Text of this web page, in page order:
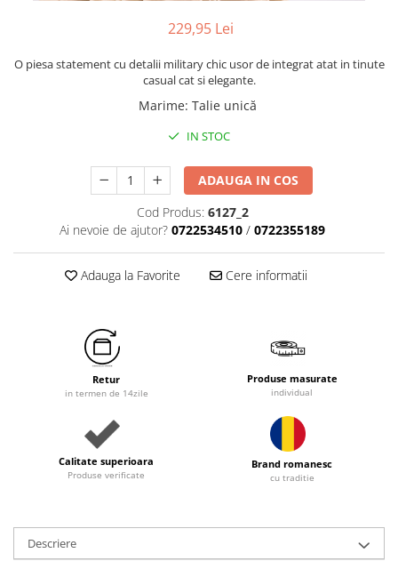
229,95 Lei
O piesa statement cu detalii military chic usor de integrat atat in tinute
casual cat si elegante.
Marime: Talie unică
IN STOC
ADAUGA IN COS
Cod Produs: 6127_2
Ai nevoie de ajutor? 0722534510 / 0722355189
Adauga la Favorite Cere informatii
Retur
in termen de 14zile
Produse masurate
individual
Calitate superioara
Produse verificate
Brand romanesc
cu traditie
Descriere